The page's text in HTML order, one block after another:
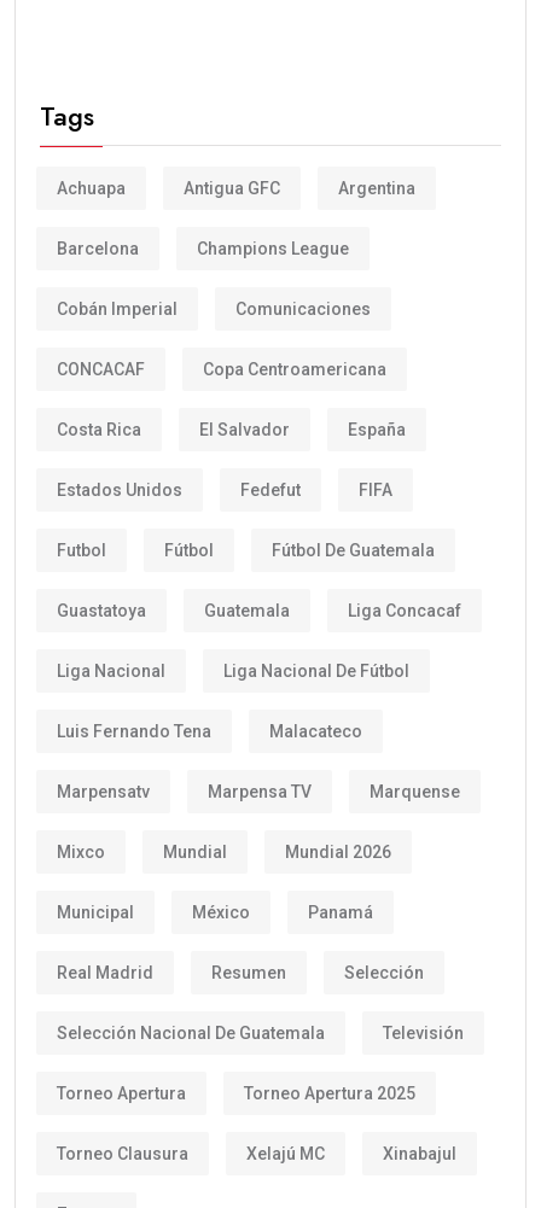
Tags
Achuapa Antigua GFC Argentina
Barcelona Champions League
Cobán Imperial Comunicaciones
CONCACAF Copa Centroamericana
Costa Rica El Salvador España
Estados Unidos Fedefut FIFA
Futbol Fútbol Fútbol De Guatemala
Guastatoya Guatemala Liga Concacaf
Liga Nacional Liga Nacional De Fútbol
Luis Fernando Tena Malacateco
Marpensatv Marpensa TV Marquense
Mixco Mundial Mundial 2026
Municipal México Panamá
Real Madrid Resumen Selección
Selección Nacional De Guatemala Televisión
Torneo Apertura Torneo Apertura 2025
Torneo Clausura Xelajú MC Xinabajul